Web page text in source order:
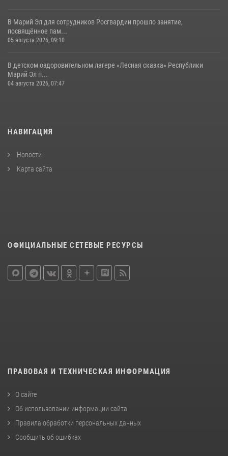
В Марий Эл для сотрудников Росгвардии прошло занятие,
посвящённое пам...
05 августа 2026, 09:10
В детском оздоровительном лагере «Лесная сказка» Республики
Марий Эл п...
04 августа 2026, 07:47
НАВИГАЦИЯ
Новости
Карта сайта
ОФИЦИАЛЬНЫЕ СЕТЕВЫЕ РЕСУРСЫ
ПРАВОВАЯ И ТЕХНИЧЕСКАЯ ИНФОРМАЦИЯ
О сайте
Об использовании информации сайта
Правила обработки персональных данных
Сообщить об ошибках